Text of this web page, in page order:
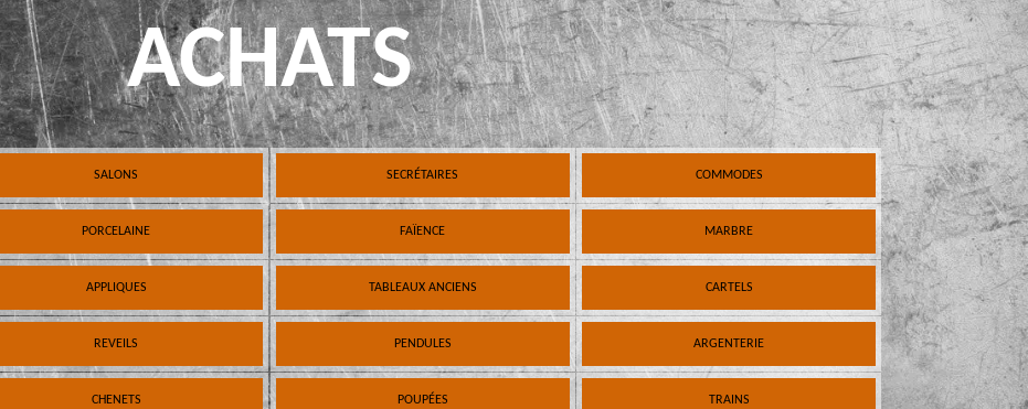
ACHATS
SALONS SECRÉTAIRES COMMODES
PORCELAINE FAÏENCE MARBRE
APPLIQUES TABLEAUX ANCIENS CARTELS
REVEILS PENDULES ARGENTERIE
CHENETS POUPÉES TRAINS